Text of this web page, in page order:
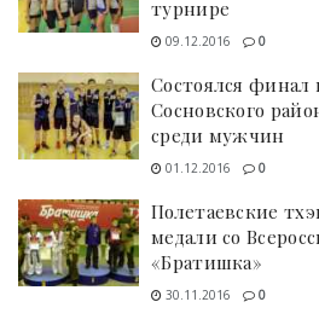
турнире
09.12.2016 0
Состоялся финал
Сосновского
среди мужчин
01.12.2016 0
Полетаевские
медали со
«Братишка»
30.11.2016 0